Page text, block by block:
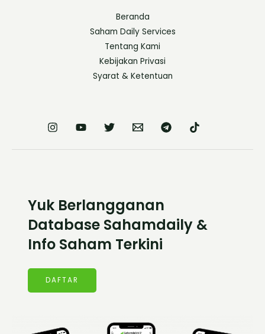
Beranda
Saham Daily Services
Tentang Kami
Kebijakan Privasi
Syarat & Ketentuan
Yuk Berlangganan
Database Sahamdaily &
Info Saham Terkini
DAFTAR